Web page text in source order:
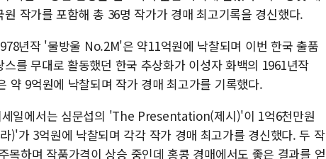
작가를 포함해 총 36명 작가가 경매 최고기록을 경신했다.
년작 '물방울 No.2M'은 약11억원에 낙찰되며 이번 한국 출품
를 무대로 활동했던 한국 추상화가 이성자 화백의 1961년작
9억원에 낙찰되며 작가 경매 최고가를 기록했다.
세일에서는 심문섭의 'The Presentation(제시)'이 1억6천만원
)'가 3억원에 낙찰되며 각각 작가 경매 최고가를 경신했다. 두 작
목하며 작품가격이 상승 중인데 홍콩 경매에서도 좋은 결과를 얻